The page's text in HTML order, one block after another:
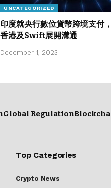
UNCATEGORIZED
印度就央行數位貨幣跨境支付
香港及Swift展開溝通
December 1, 2023
Global Regulation
Top Categories
Crypto News